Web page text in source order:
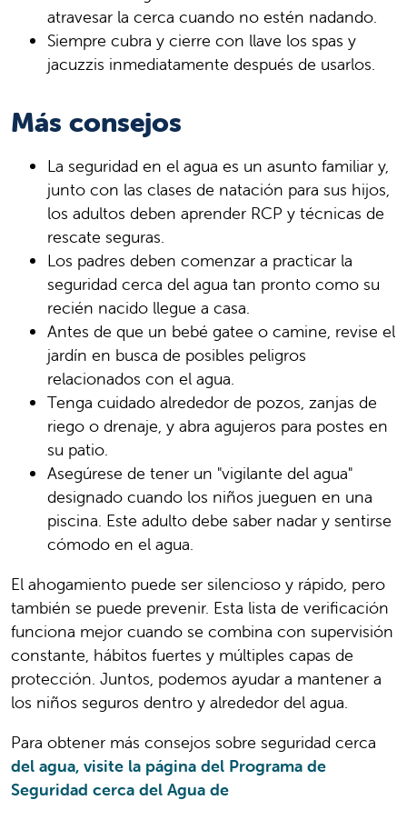
atravesar la cerca cuando no estén nadando.
Siempre cubra y cierre con llave los spas y
jacuzzis inmediatamente después de usarlos.
Más consejos
La seguridad en el agua es un asunto familiar y,
junto con las clases de natación para sus hijos,
los adultos deben aprender RCP y técnicas de
rescate seguras.
Los padres deben comenzar a practicar la
seguridad cerca del agua tan pronto como su
recién nacido llegue a casa.
Antes de que un bebé gatee o camine, revise el
jardín en busca de posibles peligros
relacionados con el agua.
Tenga cuidado alrededor de pozos, zanjas de
riego o drenaje, y abra agujeros para postes en
su patio.
Asegúrese de tener un "vigilante del agua"
designado cuando los niños jueguen en una
piscina. Este adulto debe saber nadar y sentirse
cómodo en el agua.
El ahogamiento puede ser silencioso y rápido, pero
también se puede prevenir. Esta lista de verificación
funciona mejor cuando se combina con supervisión
constante, hábitos fuertes y múltiples capas de
protección. Juntos, podemos ayudar a mantener a
los niños seguros dentro y alrededor del agua.
Para obtener más consejos sobre seguridad cerca
del agua, visite la página del Programa de
Seguridad cerca del Agua de